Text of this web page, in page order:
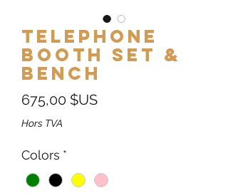
Telephone
Booth Set &
Bench
675,00 $USPrix
Hors TVA
Colors *